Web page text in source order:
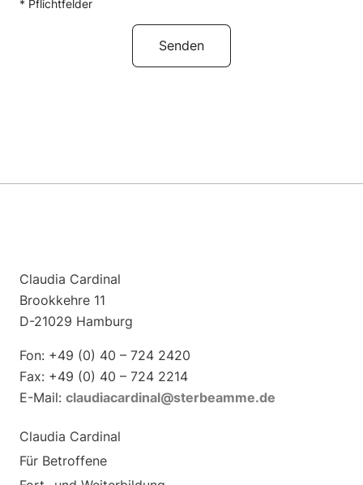
* Pflichtfelder
Claudia Cardinal
Brookkehre 11
D-21029 Hamburg
Fon: +49 (0) 40 – 724 2420
Fax: +49 (0) 40 – 724 2214
E-Mail: claudiacardinal@sterbeamme.de
Claudia Cardinal
Für Betroffene